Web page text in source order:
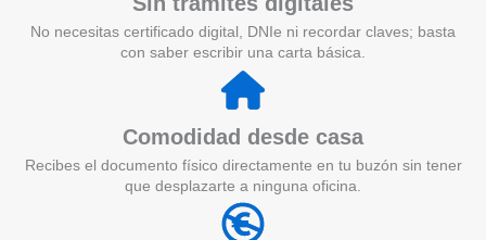
No necesitas certificado digital, DNIe ni recordar claves; basta
con saber escribir una carta básica.
Comodidad desde casa
Recibes el documento físico directamente en tu buzón sin tener
que desplazarte a ninguna oficina.